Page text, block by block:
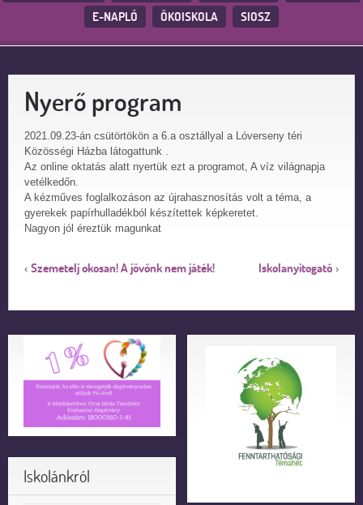
E-NAPLÓ
ÖKOISKOLA SIOSZ
Nyerő program
2021.09.23-án csütörtökön a 6.a osztállyal a Lóverseny téri
Közösségi Házba látogattunk .
Az online oktatás alatt nyertük ezt a programot, A víz világnapja
vetélkedőn.
A kézműves foglalkozáson az újrahasznosítás volt a téma, a
gyerekek papírhulladékból készítettek képkeretet.
Nagyon jól éreztük magunkat
‹ Szemetelj okosan! A jövőnk nem játék! Iskolanyitogató ›
Iskolánkról